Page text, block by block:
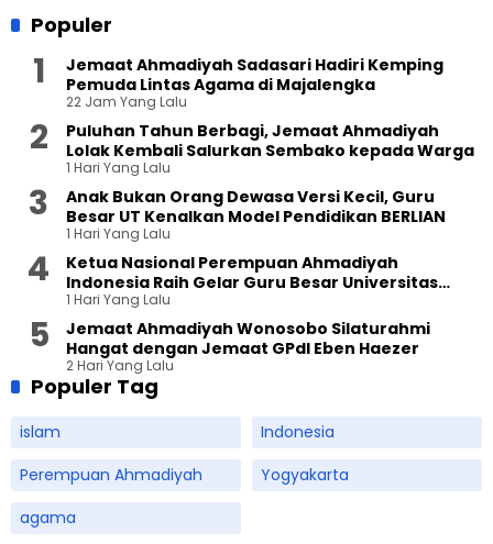
Populer
Jemaat Ahmadiyah Sadasari Hadiri Kemping
Pemuda Lintas Agama di Majalengka
22 Jam Yang Lalu
Puluhan Tahun Berbagi, Jemaat Ahmadiyah
Lolak Kembali Salurkan Sembako kepada Warga
1 Hari Yang Lalu
Anak Bukan Orang Dewasa Versi Kecil, Guru
Besar UT Kenalkan Model Pendidikan BERLIAN
1 Hari Yang Lalu
Ketua Nasional Perempuan Ahmadiyah
Indonesia Raih Gelar Guru Besar Universitas
Terbuka
1 Hari Yang Lalu
Jemaat Ahmadiyah Wonosobo Silaturahmi
Hangat dengan Jemaat GPdI Eben Haezer
2 Hari Yang Lalu
Populer Tag
islam
Indonesia
Perempuan Ahmadiyah
Yogyakarta
agama